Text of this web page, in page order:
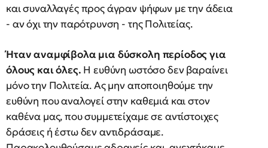
και συναλλαγές προς άγραν ψήφων με την άδεια
- αν όχι την παρότρυνση - της Πολιτείας.
Ήταν αναμφίβολα μια δύσκολη περίοδος για
όλους και όλες. Η ευθύνη ωστόσο δεν βαραίνει
μόνο την Πολιτεία. Ας μην αποποιηθούμε την
ευθύνη που αναλογεί στην καθεμιά και στον
καθένα μας, που συμμετείχαμε σε αντίστοιχες
δράσεις ή έστω δεν αντιδράσαμε.